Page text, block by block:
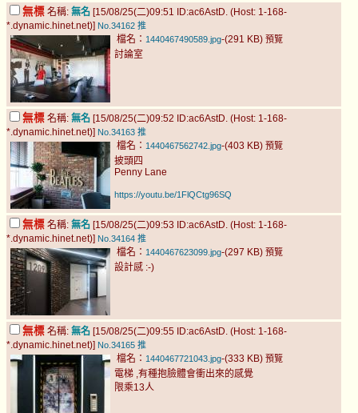
無標 名稱: 無名 [15/08/25(二)09:51 ID:ac6AstD. (Host: 1-168-
*.dynamic.hinet.net)] No.34162 推
檔名： 1440467490589.jpg-(291 KB) 預覽
討論室
無標 名稱: 無名 [15/08/25(二)09:52 ID:ac6AstD. (Host: 1-168-
*.dynamic.hinet.net)] No.34163 推
檔名： 1440467562742.jpg-(403 KB) 預覽
披頭四
Penny Lane
https://youtu.be/1FlQCtg96SQ
無標 名稱: 無名 [15/08/25(二)09:53 ID:ac6AstD. (Host: 1-168-
*.dynamic.hinet.net)] No.34164 推
檔名： 1440467623099.jpg-(297 KB) 預覽
設計感 :-)
無標 名稱: 無名 [15/08/25(二)09:55 ID:ac6AstD. (Host: 1-168-
*.dynamic.hinet.net)] No.34165 推
檔名： 1440467721043.jpg-(333 KB) 預覽
電梯 ,有種抱臉體會衝出來的感覺
限乘13人